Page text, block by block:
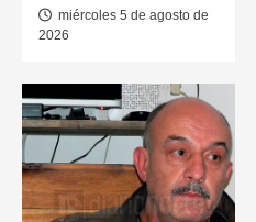
miércoles 5 de agosto de
2026